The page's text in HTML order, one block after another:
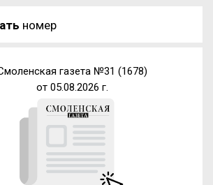
номер
газета №31 (1678)
от 05.08.2026 г.